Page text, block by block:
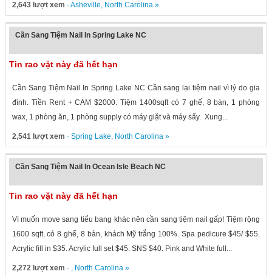
2,643 lượt xem · Asheville, North Carolina»
Cần Sang Tiệm Nail In Spring Lake NC
Tin rao vặt này đã hết hạn
Cần Sang Tiệm Nail In Spring Lake NC Cần sang lại tiệm nail vì lý do gia
đình. Tiền Rent + CAM $2000. Tiệm 1400sqft có 7 ghế, 8 bàn, 1 phòng
wax, 1 phòng ăn, 1 phòng supply có máy giặt và máy sấy. Xung...
2,541 lượt xem · Spring Lake, North Carolina»
Cần Sang Tiệm Nail In Ocean Isle Beach NC
Tin rao vặt này đã hết hạn
Vì muốn move sang tiểu bang khác nên cần sang tiệm nail gấp! Tiệm rộng
1600 sqft, có 8 ghế, 8 bàn, khách Mỹ trắng 100%. Spa pedicure $45/ $55.
Acrylic fill in $35. Acrylic full set $45. SNS $40. Pink and White full...
2,272 lượt xem · , North Carolina»